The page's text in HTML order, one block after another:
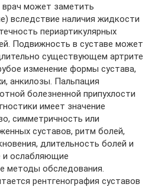
врач может заметить
вследствие наличия жидкости
периартикулярных
Подвижность в суставе может
существующем артрите
изменение формы сустава,
анкилозы. Пальпация
болезненной припухлости
имеет значение
симметричность или
суставов, ритм болей,
длительность болей и
ослабляющие
методы обследования.
рентгенография суставов